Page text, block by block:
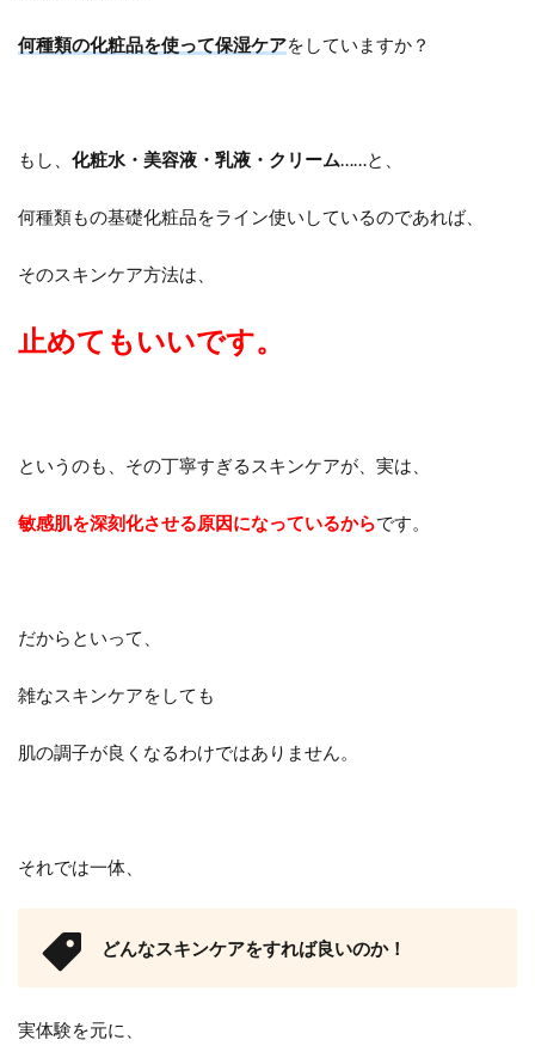
何種類の化粧品を使って保湿ケアをしていますか？
もし、 化粧水・美容液・乳液・クリーム……と、
何種類もの基礎化粧品をライン使いしているのであれば、
そのスキンケア方法は、
止めてもいいです。
というのも、その丁寧すぎるスキンケアが、実は、
敏感肌を深刻化させる原因になっているからです。
だからといって、
雑なスキンケアをしても
肌の調子が良くなるわけではありません。
それでは一体、
どんなスキンケアをすれば良いのか！
実体験を元に、